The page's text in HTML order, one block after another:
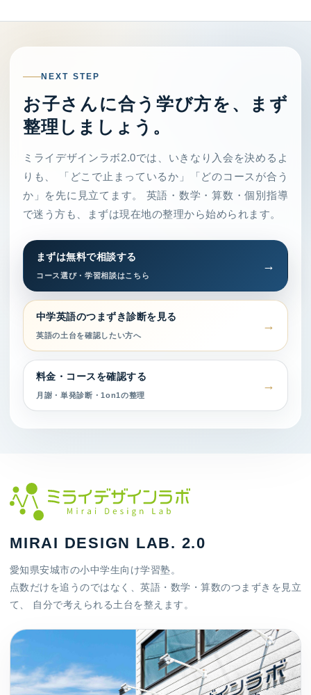
NEXT STEP
お子さんに合う学び方を、まず
整理しましょう。
ミライデザインラボ2.0では、いきなり入会を決めるよ
りも、 「どこで止まっているか」「どのコースが合う
か」を先に見立てます。 英語・数学・算数・個別指導
で迷う方も、まずは現在地の整理から始められます。
まずは無料で相談する
コース選び・学習相談はこちら
中学英語のつまずき診断を見る
英語の土台を確認したい方へ
料金・コースを確認する
月謝・単発診断・1on1の整理
MIRAI DESIGN LAB. 2.0
愛知県安城市の小中学生向け学習塾。
点数だけを追うのではなく、英語・数学・算数のつまずきを見立
て、 自分で考えられる土台を整えます。